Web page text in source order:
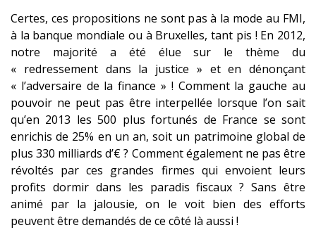
Certes, ces propositions ne sont pas à la mode au FMI,
à la banque mondiale ou à Bruxelles, tant pis ! En 2012,
notre majorité a été élue sur le thème du
« redressement dans la justice » et en dénonçant
« l’adversaire de la finance » ! Comment la gauche au
pouvoir ne peut pas être interpellée lorsque l’on sait
qu’en 2013 les 500 plus fortunés de France se sont
enrichis de 25% en un an, soit un patrimoine global de
plus 330 milliards d’€ ? Comment également ne pas être
révoltés par ces grandes firmes qui envoient leurs
profits dormir dans les paradis fiscaux ? Sans être
animé par la jalousie, on le voit bien des efforts
peuvent être demandés de ce côté là aussi !